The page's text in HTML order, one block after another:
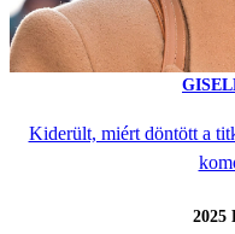
Kiderült, miért döntött a
2025